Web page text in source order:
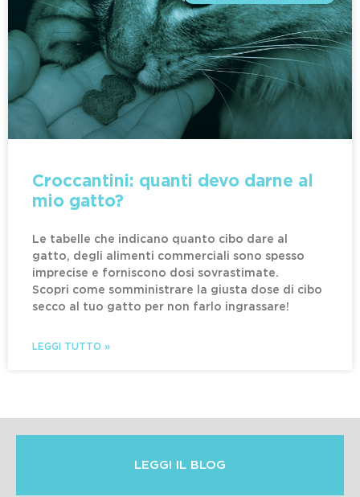
Croccantini: quanti devo darne al
mio gatto?
Le tabelle che indicano quanto cibo dare al
gatto, degli alimenti commerciali sono spesso
imprecise e forniscono dosi sovrastimate.
Scopri come somministrare la giusta dose di cibo
secco al tuo gatto per non farlo ingrassare!
LEGGI TUTTO »
LEGGI IL BLOG